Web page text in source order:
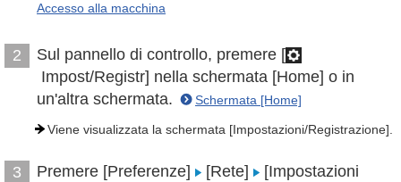
Accesso alla macchina
2
Sul pannello di controllo, premere [
Impost/Registr] nella schermata [Home] o in
un'altra schermata.
Schermata [Home]
Viene visualizzata la schermata [Impostazioni/Registrazione].
3 Premere [Preferenze] [Rete]
[Impostazioni